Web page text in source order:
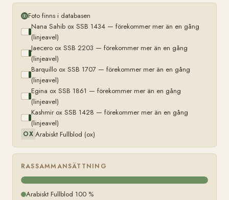
Foto finns i databasen
Nana Sahib ox SSB 1434 — förekommer mer än en gång
(linjeavel)
Jaecero ox SSB 2203 — förekommer mer än en gång
(linjeavel)
Barquillo ox SSB 1707 — förekommer mer än en gång
(linjeavel)
Egina ox SSB 1861 — förekommer mer än en gång
(linjeavel)
Kashmir ox SSB 1428 — förekommer mer än en gång
(linjeavel)
OX Arabiskt Fullblod (ox)
RASSAMMANSÄTTNING
Arabiskt Fullblod 100 %